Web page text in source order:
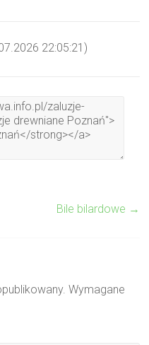
22:05:21)
Bile bilardowe →
Wymagane